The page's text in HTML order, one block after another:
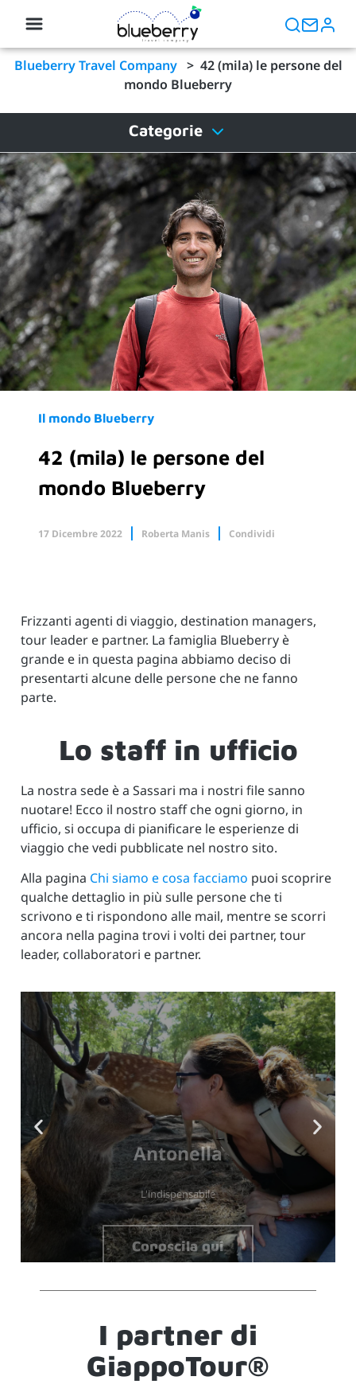
Blueberry Travel Company> 42 (mila) le persone del
mondo Blueberry
Categorie
Il mondo Blueberry
42 (mila) le persone del
mondo Blueberry
17 Dicembre 2022 Roberta Manis Condividi
Frizzanti agenti di viaggio, destination managers,
tour leader e partner. La famiglia Blueberry è
grande e in questa pagina abbiamo deciso di
presentarti alcune delle persone che ne fanno
parte.
Lo staff in ufficio
La nostra sede è a Sassari ma i nostri file sanno
nuotare! Ecco il nostro staff che ogni giorno, in
ufficio, si occupa di pianificare le esperienze di
viaggio che vedi pubblicate nel nostro sito.
Alla pagina Chi siamo e cosa facciamo puoi scoprire
qualche dettaglio in più sulle persone che ti
scrivono e ti rispondono alle mail, mentre se scorri
ancora nella pagina trovi i volti dei partner, tour
leader, collaboratori e partner.
Antonella
L'indispensabile
Conoscila qui
I partner di
GiappoTour®